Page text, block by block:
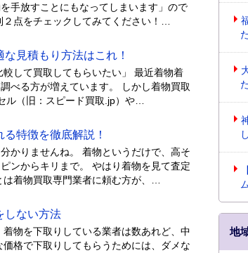
手放すことにもなってしまいます」ので
点をチェックしてみてください！…
見積もり方法はこれ！
較して買取してもらいたい」 最近着物着
べる方が増えています。 しかし着物買取
ル（旧：スピード買取.jp）や…
特徴を徹底解説！
かりませんね。 着物というだけで、高そ
ンからキリまで。 やはり着物を見て査定
は着物買取専門業者に頼む方が、…
しない方法
物を下取りしている業者は数あれど、中
格で下取りしてもらうためには、ダメな
地